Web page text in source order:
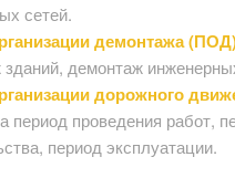
сетей.
демонтажа
демонтаж
дорожного
период проведения работ,
период эксплуатации.